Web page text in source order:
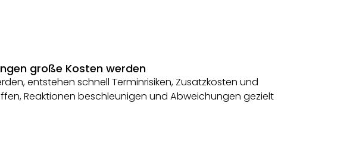
große Kosten werden
entstehen schnell Terminrisiken, Zusatzkosten und
Reaktionen beschleunigen und Abweichungen gezielt